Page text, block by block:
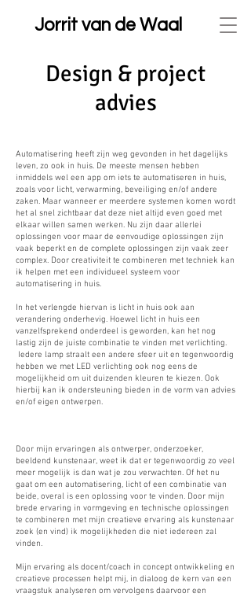
Jorrit van de Waal
Design & project
advies
Automatisering heeft zijn weg gevonden in het dagelijks
leven, zo ook in huis. De meeste mensen hebben
inmiddels wel een app om iets te automatiseren in huis,
zoals voor licht, verwarming, beveiliging en/of andere
zaken. Maar wanneer er meerdere systemen komen wordt
het al snel zichtbaar dat deze niet altijd even goed met
elkaar willen samen werken. Nu zijn daar allerlei
oplossingen voor maar de eenvoudige oplossingen zijn
vaak beperkt en de complete oplossingen zijn vaak zeer
complex. Door creativiteit te combineren met techniek kan
ik helpen met een individueel systeem voor
automatisering in huis.
In het verlengde hiervan is licht in huis ook aan
verandering onderhevig. Hoewel licht in huis een
vanzelfsprekend onderdeel is geworden, kan het nog
lastig zijn de juiste combinatie te vinden met verlichting.
Iedere lamp straalt een andere sfeer uit en tegenwoordig
hebben we met LED verlichting ook nog eens de
mogelijkheid om uit duizenden kleuren te kiezen. ​Ook
hierbij kan ik ondersteuning bieden in de vorm van advies
en/of eigen ontwerpen.
Door mijn ervaringen als ontwerper, onderzoeker,
beeldend kunstenaar, weet ik dat er tegenwoordig zo veel
meer mogelijk is dan wat je zou verwachten. Of het nu
gaat om een automatisering, licht of een combinatie van
beide, overal is een oplossing voor te vinden. Door mijn
brede ervaring in vormgeving en technische oplossingen
te combineren met mijn creatieve ervaring als kunstenaar
zoek (en vind) ik mogelijkheden die niet iedereen zal
vinden.
Mijn ervaring als docent/coach in concept ontwikkeling en
creatieve processen helpt mij, in dialoog de kern van een
vraagstuk analyseren om vervolgens daarvoor een